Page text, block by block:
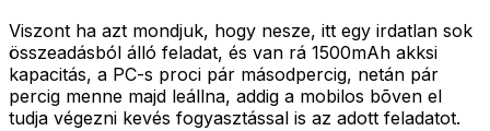
Viszont ha azt mondjuk, hogy nesze, itt egy irdatlan sok
összeadásból álló feladat, és van rá 1500mAh akksi
kapacitás, a PC-s proci pár másodpercig, netán pár
percig menne majd leállna, addig a mobilos bõven el
tudja végezni kevés fogyasztással is az adott feladatot.